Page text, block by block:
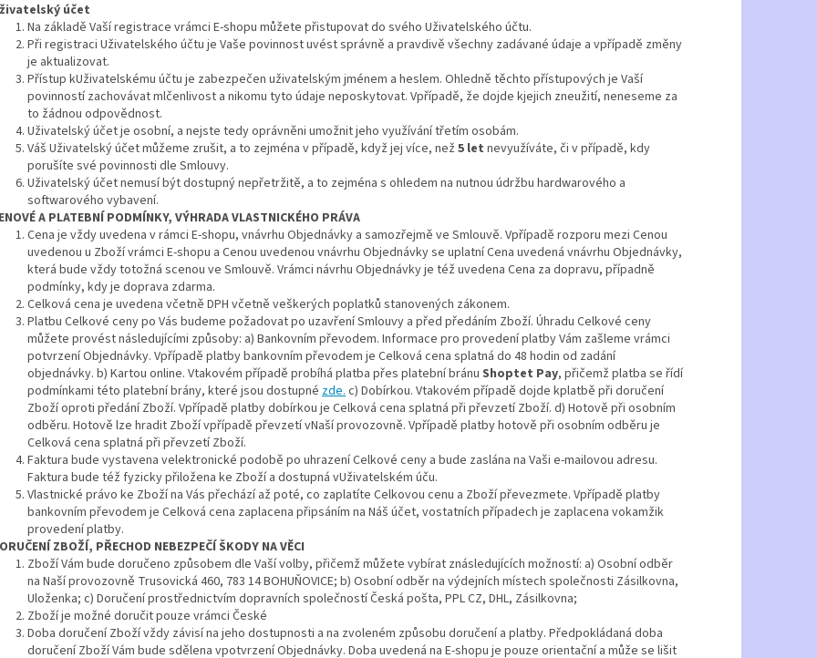
účet
Na základě Vaší registrace vrámci E-shopu můžete přistupovat do svého Uživatelského účtu.
Při registraci Uživatelského účtu je Vaše povinnost uvést správně a pravdivě všechny zadávané údaje a vpřípadě změny
je aktualizovat.
Přístup kUživatelskému účtu je zabezpečen uživatelským jménem a heslem. Ohledně těchto přístupových je Vaší
povinností zachovávat mlčenlivost a nikomu tyto údaje neposkytovat. Vpřípadě, že dojde kjejich zneužití, neneseme za
to žádnou odpovědnost.
Uživatelský účet je osobní, a nejste tedy oprávněni umožnit jeho využívání třetím osobám.
Váš Uživatelský účet můžeme zrušit, a to zejména v případě, když jej více, než 5 let nevyužíváte, či v případě, kdy
porušíte své povinnosti dle Smlouvy.
Uživatelský účet nemusí být dostupný nepřetržitě, a to zejména s ohledem na nutnou údržbu hardwarového a
softwarového vybavení.
A PLATEBNÍ PODMÍNKY, VÝHRADA VLASTNICKÉHO PRÁVA
Cena je vždy uvedena v rámci E-shopu, vnávrhu Objednávky a samozřejmě ve Smlouvě. Vpřípadě rozporu mezi Cenou
uvedenou u Zboží vrámci E-shopu a Cenou uvedenou vnávrhu Objednávky se uplatní Cena uvedená vnávrhu Objednávky,
která bude vždy totožná scenou ve Smlouvě. Vrámci návrhu Objednávky je též uvedena Cena za dopravu, případně
podmínky, kdy je doprava zdarma.
Celková cena je uvedena včetně DPH včetně veškerých poplatků stanovených zákonem.
Platbu Celkové ceny po Vás budeme požadovat po uzavření Smlouvy a před předáním Zboží. Úhradu Celkové ceny
můžete provést následujícími způsoby: a) Bankovním převodem. Informace pro provedení platby Vám zašleme vrámci
potvrzení Objednávky. Vpřípadě platby bankovním převodem je Celková cena splatná do 48 hodin od zadání
objednávky. b) Kartou online. Vtakovém případě probíhá platba přes platební bránu Shoptet Pay, přičemž platba se řídí
podmínkami této platební brány, které jsou dostupné zde.c) Dobírkou. Vtakovém případě dojde kplatbě při doručení
Zboží oproti předání Zboží. Vpřípadě platby dobírkou je Celková cena splatná při převzetí Zboží. d) Hotově při osobním
odběru. Hotově lze hradit Zboží vpřípadě převzetí vNaší provozovně. Vpřípadě platby hotově při osobním odběru je
Celková cena splatná při převzetí Zboží.
Faktura bude vystavena velektronické podobě po uhrazení Celkové ceny a bude zaslána na Vaši e-mailovou adresu.
Faktura bude též fyzicky přiložena ke Zboží a dostupná vUživatelském úču.
Vlastnické právo ke Zboží na Vás přechází až poté, co zaplatíte Celkovou cenu a Zboží převezmete. Vpřípadě platby
bankovním převodem je Celková cena zaplacena připsáním na Náš účet, vostatních případech je zaplacena vokamžik
provedení platby.
ZBOŽÍ, PŘECHOD NEBEZPEČÍ ŠKODY NA VĚCI
Zboží Vám bude doručeno způsobem dle Vaší volby, přičemž můžete vybírat znásledujících možností: a) Osobní odběr
na Naší provozovně Trusovická 460, 783 14 BOHUŇOVICE; b) Osobní odběr na výdejních místech společnosti Zásilkovna,
Uloženka; c) Doručení prostřednictvím dopravních společností Česká pošta, PPL CZ, DHL, Zásilkovna;
Zboží je možné doručit pouze vrámci České
Doba doručení Zboží vždy závisí na jeho dostupnosti a na zvoleném způsobu doručení a platby. Předpokládaná doba
doručení Zboží Vám bude sdělena vpotvrzení Objednávky. Doba uvedená na E-shopu je pouze orientační a může se lišit